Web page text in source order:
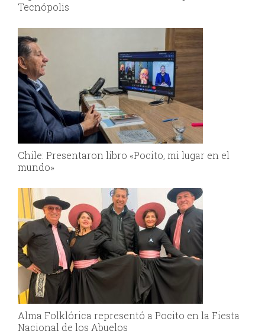
Tecnópolis
Chile: Presentaron libro «Pocito, mi lugar en el
mundo»
Alma Folklórica representó a Pocito en la Fiesta
Nacional de los Abuelos